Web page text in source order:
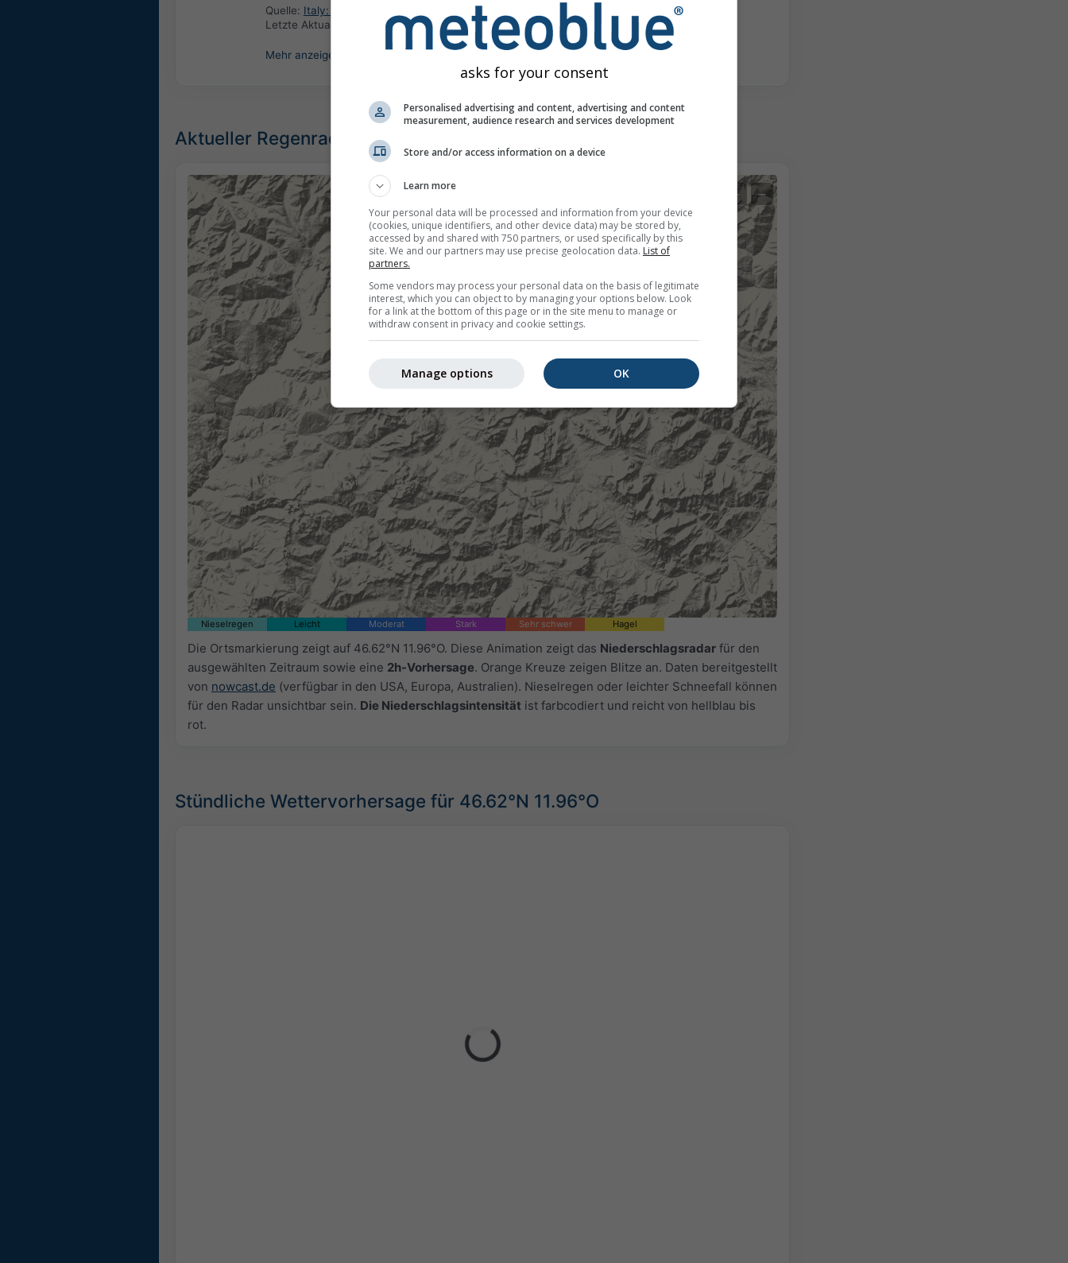
Quelle: Italy: Centro Nazionale di Meteorologia e Climatologia Aeronautica (CNMCA)
Letzte Aktualisierung:
vor 7 Stunden
Mehr anzeigen
Aktueller Regenradar, 46.62°N 11.96°O
+ −
Nieselregen Leicht Moderat Stark Sehr schwer Hagel
Die Ortsmarkierung zeigt auf 46.62°N 11.96°O. Diese Animation zeigt das Niederschlagsradar für den
ausgewählten Zeitraum sowie eine 2h-Vorhersage. Orange Kreuze zeigen Blitze an. Daten bereitgestellt
von nowcast.de (verfügbar in den USA, Europa, Australien). Nieselregen oder leichter Schneefall können
für den Radar unsichtbar sein. Die Niederschlagsintensität ist farbcodiert und reicht von hellblau bis
rot.
Stündliche Wettervorhersage für 46.62°N 11.96°O
asks for your consent
Personalised advertising and content, advertising and content
measurement, audience research and services development
Store and/or access information on a device
Learn more
Your personal data will be processed and information from your device
(cookies, unique identifiers, and other device data) may be stored by,
accessed by and shared with 750 partners, or used specifically by this
site. We and our partners may use precise geolocation data. List of
partners.
Some vendors may process your personal data on the basis of legitimate
interest, which you can object to by managing your options below. Look
for a link at the bottom of this page or in the site menu to manage or
withdraw consent in privacy and cookie settings.
OK
Manage options